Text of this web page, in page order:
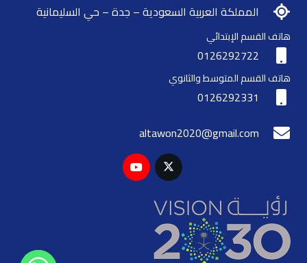
المملكة العربية السعودية – جدة – حي السليمانية
هاتف القسم الإبتدائي
0126292722
هاتف القسم المتوسط والثانوي
0126292331
altawon2020@gmail.com